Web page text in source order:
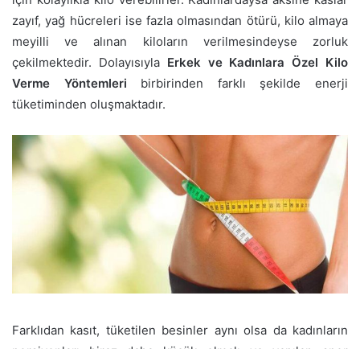
zayıf, yağ hücreleri ise fazla olmasından ötürü, kilo almaya
meyilli ve alınan kiloların verilmesindeyse zorluk
çekilmektedir. Dolayısıyla Erkek ve Kadınlara Özel Kilo
Verme Yöntemleri birbirinden farklı şekilde enerji
tüketiminden oluşmaktadır.
Farklıdan kasıt, tüketilen besinler aynı olsa da kadınların